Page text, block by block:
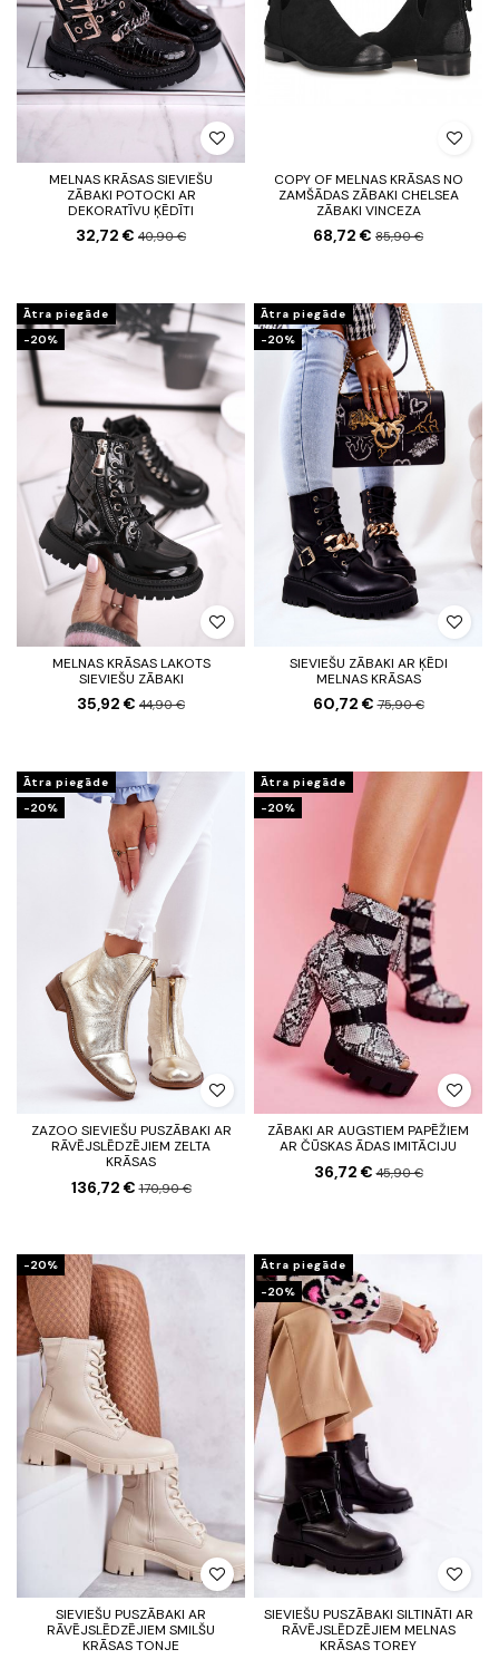
MELNAS KRĀSAS SIEVIEŠU
ZĀBAKI POTOCKI AR
DEKORATĪVU ĶĒDĪTI
32,72 € 40,90 €
COPY OF MELNAS KRĀSAS NO
ZAMŠĀDAS ZĀBAKI CHELSEA
ZĀBAKI VINCEZA
68,72 € 85,90 €
Ātra piegāde
-20%
MELNAS KRĀSAS LAKOTS
SIEVIEŠU ZĀBAKI
35,92 € 44,90 €
Ātra piegāde
-20%
SIEVIEŠU ZĀBAKI AR ĶĒDI
MELNAS KRĀSAS
60,72 €75,90 €
Ātra piegāde
-20%
ZAZOO SIEVIEŠU PUSZĀBAKI AR
RĀVĒJSLĒDZĒJIEM ZELTA
KRĀSAS
136,72 €170,90 €
Ātra piegāde
-20%
ZĀBAKI AR AUGSTIEM PAPĒŽIEM
AR ČŪSKAS ĀDAS IMITĀCIJU
36,72 €45,90 €
-20%
SIEVIEŠU PUSZĀBAKI AR
RĀVĒJSLĒDZĒJIEM SMILŠU
KRĀSAS TONJE
Ātra piegāde
-20%
SIEVIEŠU PUSZĀBAKI SILTINĀTI AR
RĀVĒJSLĒDZĒJIEM MELNAS
KRĀSAS TOREY